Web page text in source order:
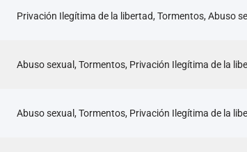
Privación Ilegítima de la libertad, Tormentos, Abuso
Abuso sexual, Tormentos, Privación Ilegítima de la
Abuso sexual, Tormentos, Privación Ilegítima de la